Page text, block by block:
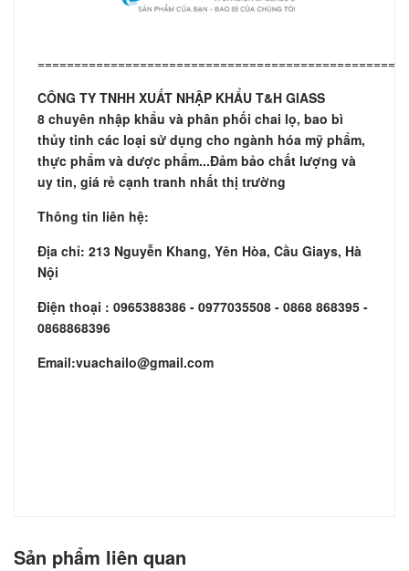
CÔNG TY TNHH XUẤT NHẬP KHẨU T&H GlASS
8 chuyên nhập khẩu và phân phối chai lọ, bao bì
thủy tinh các loại sử dụng cho ngành hóa mỹ phẩm,
thực phẩm và dược phẩm...Đảm bảo chất lượng và
uy tin, giá rẻ cạnh tranh nhất thị trường
Thông tin liên hệ:
Địa chỉ: 213 Nguyễn Khang, Yên Hòa, Cầu Giays, Hà
Nội
Điện thoại : 0965388386 - 0977035508 - 0868 868395 -
0868868396
Email:vuachailo@gmail.com
Sản phẩm liên quan